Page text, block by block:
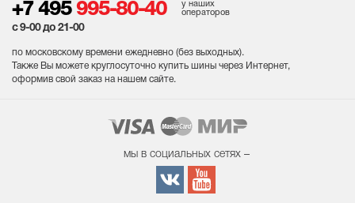
+7 495 995-80-40
у наших
операторов
с 9-00 до 21-00
по московскому времени ежедневно (без выходных).
Также Вы можете круглосуточно купить шины через Интернет,
оформив свой заказ на нашем сайте.
мы в социальных сетях –